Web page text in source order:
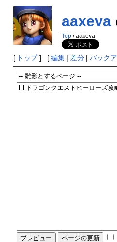
aaxeva
Top/ aaxeva
[ トップ] [ 編集| 差分| バック